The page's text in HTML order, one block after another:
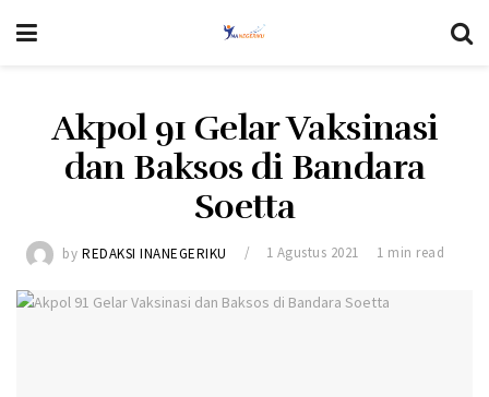
Akpol 91 Gelar Vaksinasi
dan Baksos di Bandara
Soetta
by REDAKSI INANEGERIKU 1 Agustus 2021 1 min read